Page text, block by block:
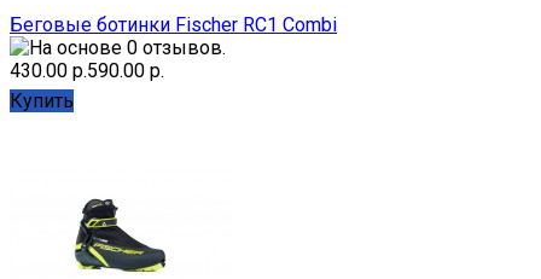
Беговые ботинки Fischer RC1 Combi
430.00 р.590.00 р.
Купить